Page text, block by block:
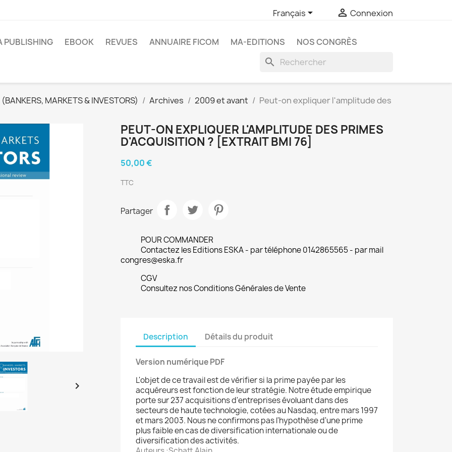
Français  Connexion
PUBLISHING EBOOK REVUES ANNUAIRE FICOM MA-EDITIONS NOS CONGRÈS
search
MARKETS & INVESTORS) Archives 2009 et avant Peut-on expliquer l'amplitude des

PEUT-ON EXPLIQUER L'AMPLITUDE DES PRIMES
D'ACQUISITION ? [EXTRAIT BMI 76]
50,00 €
TTC
Partager
POUR COMMANDER
Contactez les Editions ESKA - par téléphone 0142865565 - par mail
congres@eska.fr
CGV
Consultez nos Conditions Générales de Vente
Description Détails du produit
Version numérique PDF
L'objet de ce travail est de vérifier si la prime payée par les
acquéreurs est fonction de leur stratégie. Notre étude empirique
porte sur 237 acquisitions d'entreprises évoluant dans des
secteurs de haute technologie, cotées au Nasdaq, entre mars 1997
et mars 2003. Nous ne confirmons pas l'hypothèse d'une prime
plus faible en cas de diversification internationale ou de
diversification des activités.